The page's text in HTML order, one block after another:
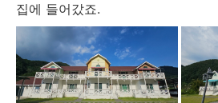
집에 들어갔죠.